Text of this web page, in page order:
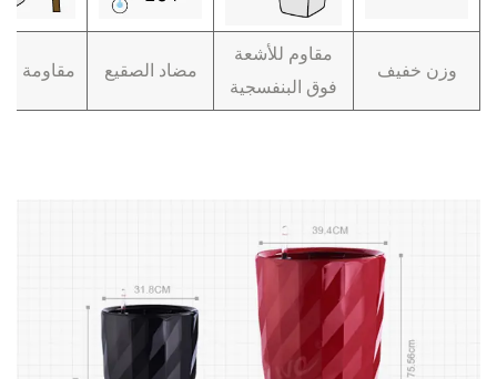
وزن خفيف
مقاوم للأشعة
فوق البنفسجية
مضاد الصقيع مقاومة